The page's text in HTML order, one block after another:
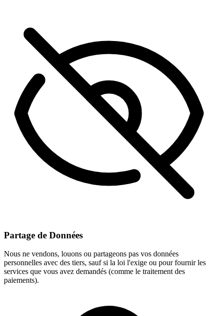
Partage de Données
Nous ne vendons, louons ou partageons pas vos données
personnelles avec des tiers, sauf si la loi l'exige ou pour fournir les
services que vous avez demandés (comme le traitement des
paiements).